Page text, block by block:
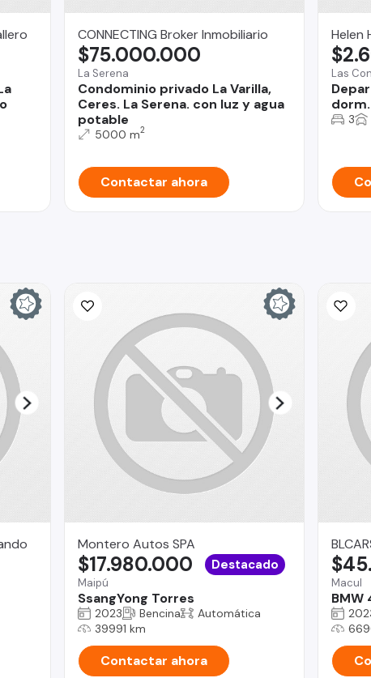
CONNECTING Broker Inmobiliario
La Serena
Condominio privado La Varilla,
Ceres. La Serena. con luz y agua
potable
$75.000.000
5000 m2
Contactar ahora
Helen
Las
3
Montero Autos SPA
Maipú
SsangYong Torres
$17.980.000 Destacado
2023 Bencina
Automática
39991 km
Contactar ahora
Macul
BMW